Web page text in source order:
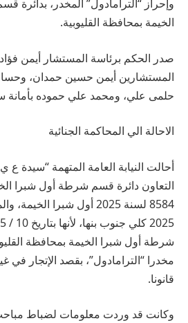
وإحراز “الترامادول” المخدر،
الخيمة بمحافظة القليوبية.
صدر الحكم برئاسة المستشار أيمن
المستشارين أيمن حسين حمدان،
حلمى علي، ومحمد علي حموده بأمانة
الاحالة الي المحاكمة الجنائية
التعاون دائرة قسم شرطة أول شبرا
شرطة أول شبرا الخيمة بمحافظة
مخدرا “الترامادول”، بقصد الإتجار في
قانونا.
وكانت قد وردت معلومات لضباط